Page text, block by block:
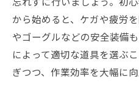
から始めると、ケガや疲労
やゴーグルなどの安全装備
によって適切な道具を選ぶ
ぎつつ、作業効率を大幅に